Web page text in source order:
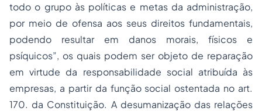
todo o grupo às políticas e metas da administração,
por meio de ofensa aos seus direitos fundamentais,
podendo resultar em danos morais, físicos e
psíquicos”, os quais podem ser objeto de reparação
em virtude da responsabilidade social atribuída às
empresas, a partir da função social ostentada no art.
170. da Constituição. A desumanização das relações